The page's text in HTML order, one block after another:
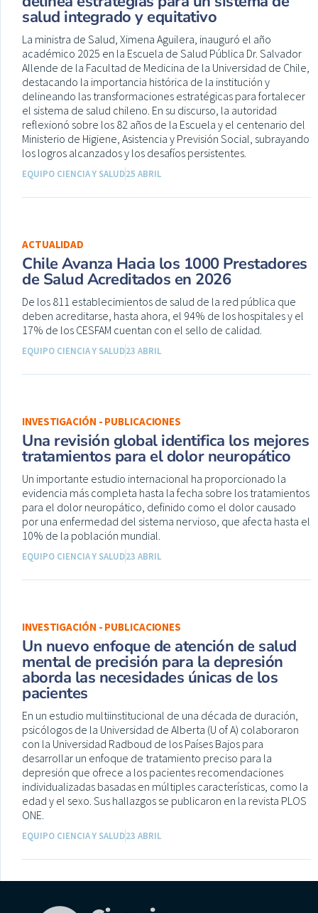
salud integrado y equitativo
La ministra de Salud, Ximena Aguilera, inauguró el año
académico 2025 en la Escuela de Salud Pública Dr. Salvador
Allende de la Facultad de Medicina de la Universidad de Chile,
destacando la importancia histórica de la institución y
delineando las transformaciones estratégicas para fortalecer
el sistema de salud chileno. En su discurso, la autoridad
reflexionó sobre los 82 años de la Escuela y el centenario del
Ministerio de Higiene, Asistencia y Previsión Social, subrayando
los logros alcanzados y los desafíos persistentes.
EQUIPO CIENCIA Y SALUD25 ABRIL
ACTUALIDAD
Chile Avanza Hacia los 1000 Prestadores
de Salud Acreditados en 2026
De los 811 establecimientos de salud de la red pública que
deben acreditarse, hasta ahora, el 94% de los hospitales y el
17% de los CESFAM cuentan con el sello de calidad.
EQUIPO CIENCIA Y SALUD23 ABRIL
INVESTIGACIÓN - PUBLICACIONES
Una revisión global identifica los mejores
tratamientos para el dolor neuropático
Un importante estudio internacional ha proporcionado la
evidencia más completa hasta la fecha sobre los tratamientos
para el dolor neuropático, definido como el dolor causado
por una enfermedad del sistema nervioso, que afecta hasta el
10% de la población mundial.
EQUIPO CIENCIA Y SALUD23 ABRIL
INVESTIGACIÓN - PUBLICACIONES
Un nuevo enfoque de atención de salud
mental de precisión para la depresión
aborda las necesidades únicas de los
pacientes
En un estudio multiinstitucional de una década de duración,
psicólogos de la Universidad de Alberta (U of A) colaboraron
con la Universidad Radboud de los Países Bajos para
desarrollar un enfoque de tratamiento preciso para la
depresión que ofrece a los pacientes recomendaciones
individualizadas basadas en múltiples características, como la
edad y el sexo. Sus hallazgos se publicaron en la revista PLOS
ONE.
EQUIPO CIENCIA Y SALUD23 ABRIL